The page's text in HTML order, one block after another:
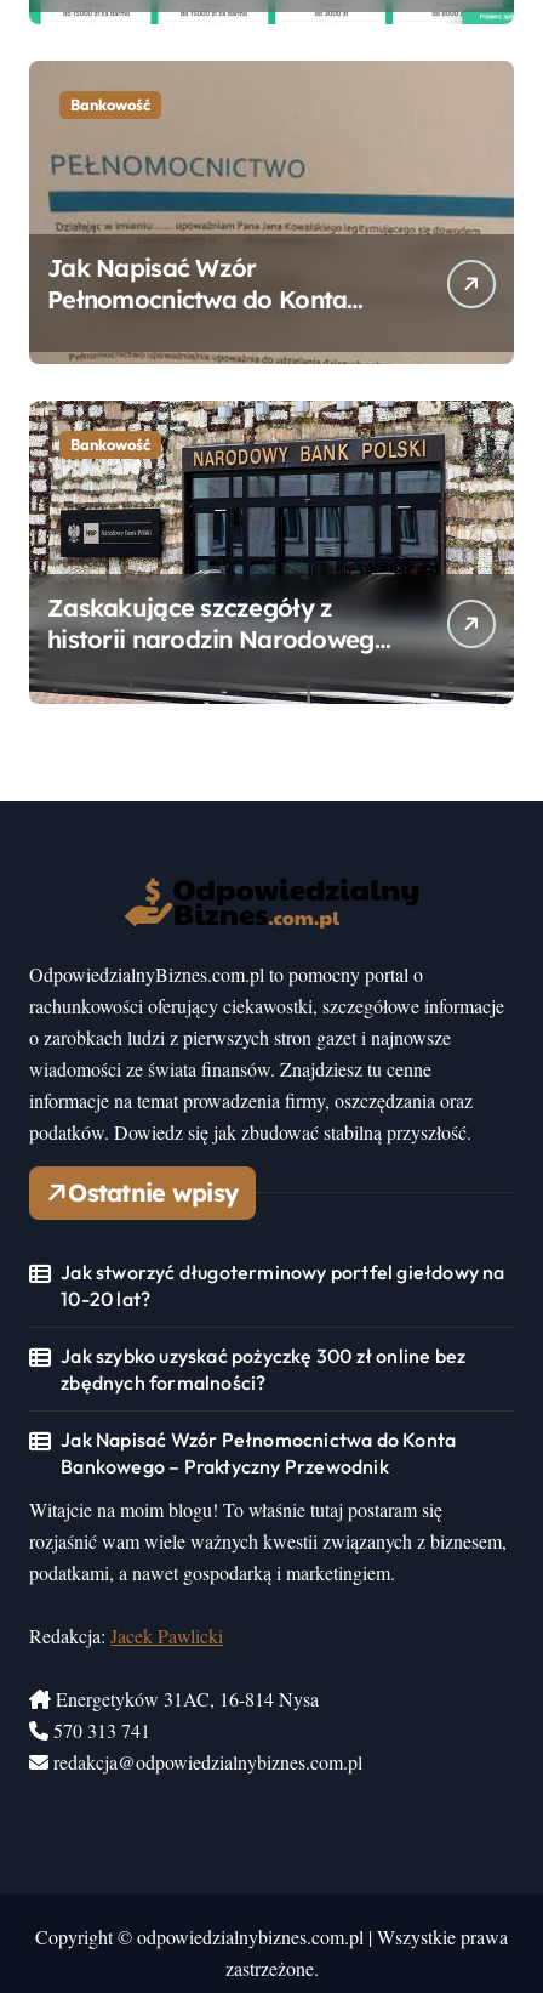
Bankowość
Jak Napisać Wzór
Pełnomocnictwa do Konta
Przewodnik
Bankowość
Zaskakujące szczegóły z
historii narodzin Narodowego
mogłeś nie wiedzieć
OdpowiedzialnyBiznes.com.pl to pomocny portal o
rachunkowości oferujący ciekawostki, szczegółowe informacje
o zarobkach ludzi z pierwszych stron gazet i najnowsze
wiadomości ze świata finansów. Znajdziesz tu cenne
informacje na temat prowadzenia firmy, oszczędzania oraz
podatków. Dowiedz się jak zbudować stabilną przyszłość.
Ostatnie wpisy
Jak stworzyć długoterminowy portfel giełdowy na
10-20 lat?
Jak szybko uzyskać pożyczkę 300 zł online bez
zbędnych formalności?
Jak Napisać Wzór Pełnomocnictwa do Konta
Bankowego – Praktyczny Przewodnik
Witajcie na moim blogu! To właśnie tutaj postaram się
rozjaśnić wam wiele ważnych kwestii związanych z biznesem,
podatkami, a nawet gospodarką i marketingiem.
Redakcja: Jacek Pawlicki
Energetyków 31AC, 16-814 Nysa
570 313 741
redakcja@odpowiedzialnybiznes.com.pl
Copyright © odpowiedzialnybiznes.com.pl |Wszystkie prawa
zastrzeżone.